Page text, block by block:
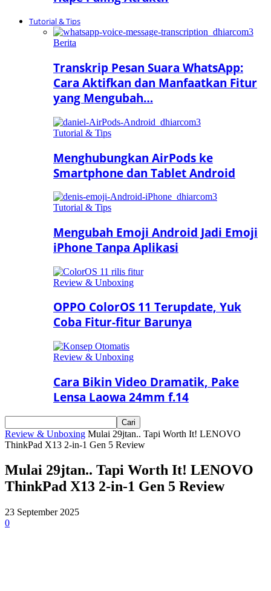
Tutorial & Tips
Berita
Transkrip Pesan Suara WhatsApp:
Cara Aktifkan dan Manfaatkan Fitur
yang Mengubah…
Tutorial & Tips
Menghubungkan AirPods ke
Smartphone dan Tablet Android
Tutorial & Tips
Mengubah Emoji Android Jadi Emoji
iPhone Tanpa Aplikasi
Review & Unboxing
OPPO ColorOS 11 Terupdate, Yuk
Coba Fitur-fitur Barunya
Review & Unboxing
Cara Bikin Video Dramatik, Pake
Lensa Laowa 24mm f.14
Review & Unboxing Mulai 29jtan.. Tapi Worth It! LENOVO
ThinkPad X13 2-in-1 Gen 5 Review
Mulai 29jtan.. Tapi Worth It! LENOVO
ThinkPad X13 2-in-1 Gen 5 Review
23 September 2025
0